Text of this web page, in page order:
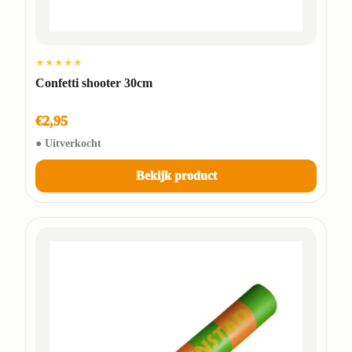
★★★★★
Confetti shooter 30cm
€2,95
● Uitverkocht
Bekijk product